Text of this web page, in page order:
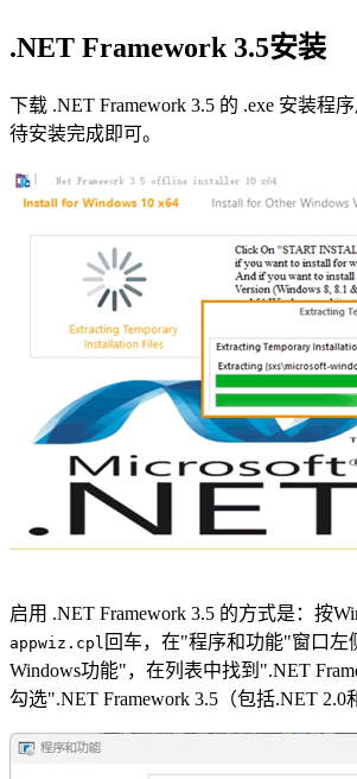
.NET Framework 3.5安装
下载 .NET Framework 3.5 的 .exe 安装程
待安装完成即可。
启用 .NET Framework 3.5 的方式是：按
appwiz.cpl 回车，在"程序和功能"窗口左
Windows功能"，在列表中找到".NET
勾选".NET Framework 3.5（包括.NET 2.0